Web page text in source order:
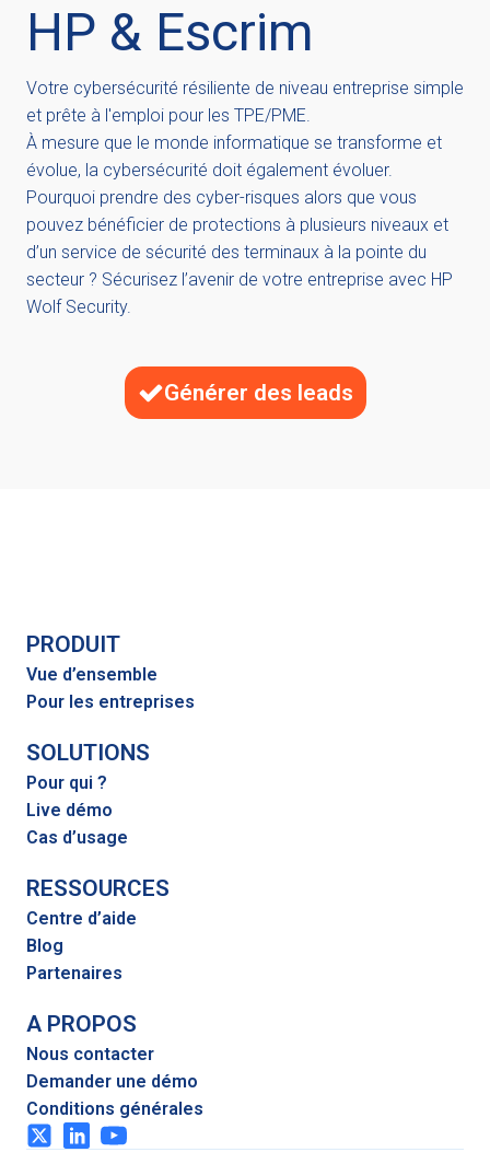
HP & Escrim
Votre cybersécurité résiliente de niveau entreprise simple
et prête à l'emploi pour les TPE/PME.
À mesure que le monde informatique se transforme et
évolue, la cybersécurité doit également évoluer.
Pourquoi prendre des cyber-risques alors que vous
pouvez bénéficier de protections à plusieurs niveaux et
d’un service de sécurité des terminaux à la pointe du
secteur ? Sécurisez l’avenir de votre entreprise avec HP
Wolf Security.
Générer des leads
PRODUIT
Vue d’ensemble
Pour les entreprises
SOLUTIONS
Pour qui ?
Live démo
Cas d’usage
RESSOURCES
Centre d’aide
Blog
Partenaires
A PROPOS
Nous contacter
Demander une démo
Conditions générales